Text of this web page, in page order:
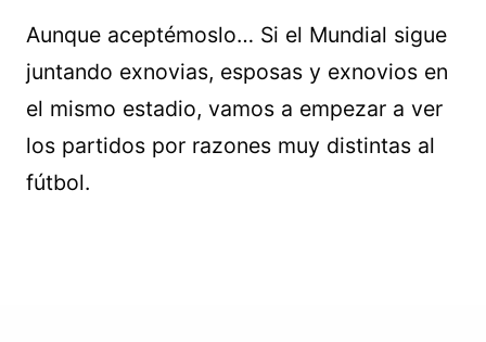
Aunque aceptémoslo… Si el Mundial sigue
juntando exnovias, esposas y exnovios en
el mismo estadio, vamos a empezar a ver
los partidos por razones muy distintas al
fútbol.